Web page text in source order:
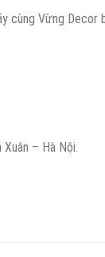
cùng Vừng Decor
– Hà Nội.